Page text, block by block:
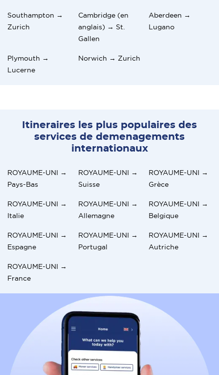
Southampton →
Zurich
Cambridge (en
anglais) → St.
Gallen
Aberdeen →
Lugano
Plymouth →
Lucerne
Norwich → Zurich
Itineraires les plus populaires des
services de demenagements
internationaux
ROYAUME-UNI →
Pays-Bas
ROYAUME-UNI →
Suisse
ROYAUME-UNI →
Grèce
ROYAUME-UNI →
Italie
ROYAUME-UNI →
Allemagne
ROYAUME-UNI →
Belgique
ROYAUME-UNI →
Espagne
ROYAUME-UNI →
Portugal
ROYAUME-UNI →
Autriche
ROYAUME-UNI →
France